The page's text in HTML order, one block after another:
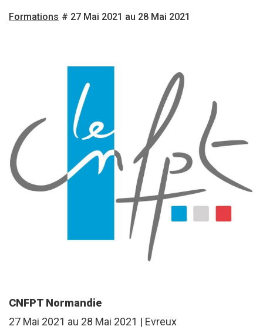
Formations # 27 Mai 2021 au 28 Mai 2021
CNFPT Normandie
27 Mai 2021 au 28 Mai 2021 | Evreux